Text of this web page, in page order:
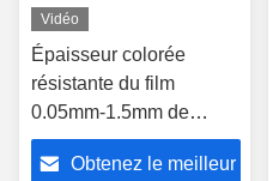
Vidéo
Épaisseur colorée
résistante du film
0.05mm-1.5mm de
l'hydrolyse TPU pour
des sacs à main de
Obtenez le meilleur